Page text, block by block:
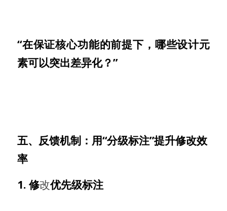
“在保证核心功能的前提下，哪些设计元
素可以突出差异化？”
五、反馈机制：用“分级标注”提升修改效
率
1. 修改优先级标注